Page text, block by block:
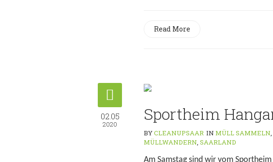
Read More
02.05
2020 Sportheim
BYCLEANUPSAAR IN MÜLL SAMMELN,
MÜLLWANDERN, SAARLAND
Am Samstag sind wir vom